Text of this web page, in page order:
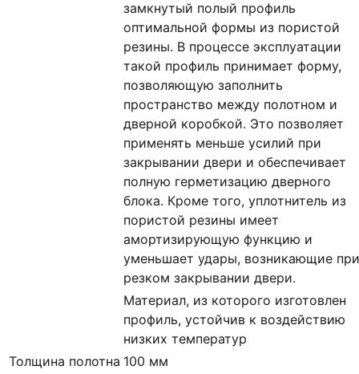
замкнутый полый профиль
оптимальной формы из пористой
резины. В процессе эксплуатации
такой профиль принимает форму,
позволяющую заполнить
пространство между полотном и
дверной коробкой. Это позволяет
применять меньше усилий при
закрывании двери и обеспечивает
полную герметизацию дверного
блока. Кроме того, уплотнитель из
пористой резины имеет
амортизирующую функцию и
уменьшает удары, возникающие при
резком закрывании двери.
Материал, из которого изготовлен
профиль, устойчив к воздействию
низких температур
Толщина полотна 100 мм